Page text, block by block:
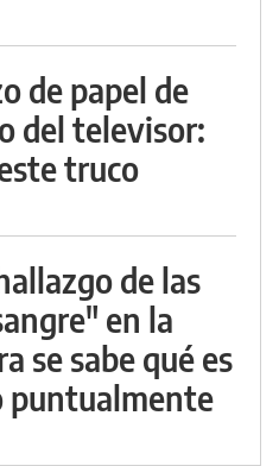
de papel de
del televisor:
truco
de las
en la
se sabe qué es
puntualmente